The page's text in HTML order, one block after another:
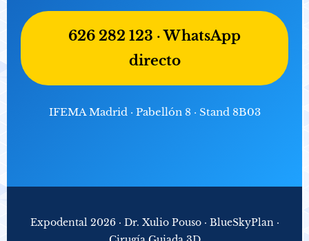
626 282 123 · WhatsApp
directo
IFEMA Madrid · Pabellón 8 · Stand 8B03
Expodental 2026 · Dr. Xulio Pouso · BlueSkyPlan ·